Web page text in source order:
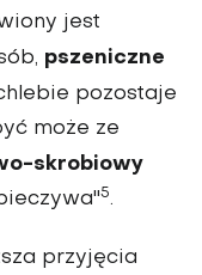
jest
pszeniczne
pozostaje
może ze
skrobiowy
5.
przyjęcia